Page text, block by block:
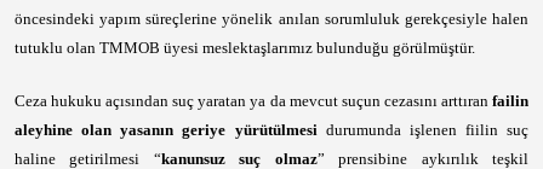
öncesindeki yapım süreçlerine yönelik anılan sorumluluk gerekçesiyle halen
tutuklu olan TMMOB üyesi meslektaşlarımız bulunduğu görülmüştür.
Ceza hukuku açısından suç yaratan ya da mevcut suçun cezasını arttıran failin
aleyhine olan yasanın geriye yürütülmesi durumunda işlenen fiilin suç
haline getirilmesi “kanunsuz suç olmaz” prensibine aykırılık teşkil